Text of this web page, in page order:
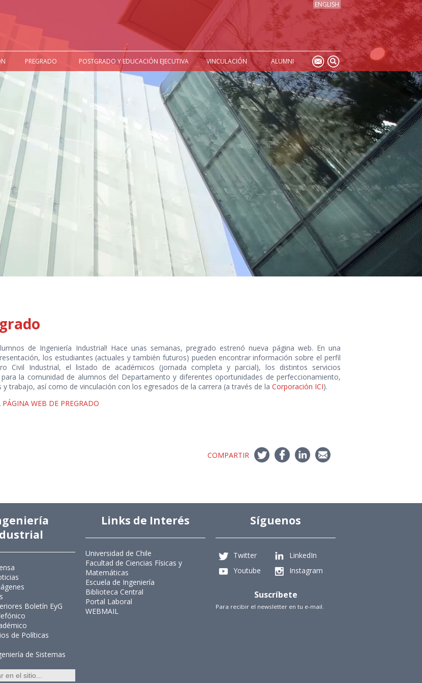
ENGLISH
PREGRADO POSTGRADO Y EDUCACIÓN EJECUTIVA VINCULACIÓN ALUMNI
de Ingeniería Industrial! Hace unas semanas, pregrado estrenó nueva página web. En una
los estudiantes (actuales y también futuros) pueden encontrar información sobre el perfil
Civil Industrial, el listado de académicos (jornada completa y parcial), los distintos servicios
para la comunidad de alumnos del Departamento y diferentes oportunidades de perfeccionamiento,
y trabajo, así como de vinculación con los egresados de la carrera (a través de la Corporación ICI).
PÁGINA WEB DE PREGRADO
COMPARTIR
Boletín EyG
de Políticas
de Sistemas
Links de Interés
Universidad de Chile
Facultad de Ciencias Físicas y
Matemáticas
Escuela de Ingeniería
Biblioteca Central
Portal Laboral
WEBMAIL
Síguenos
Twitter
LinkedIn
Youtube
Instagram
Suscríbete
Para recibir el newsletter en tu e-mail.